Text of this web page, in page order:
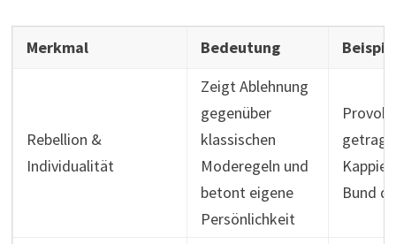
Merkmal Bedeutung
Rebellion &
Individualität
Zeigt Ablehnung
gegenüber
klassischen
Moderegeln und
betont eigene
Persönlichkeit
Bund